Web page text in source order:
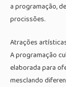
a programação,
procissões.
Atrações
A programação
elaborada para
mesclando